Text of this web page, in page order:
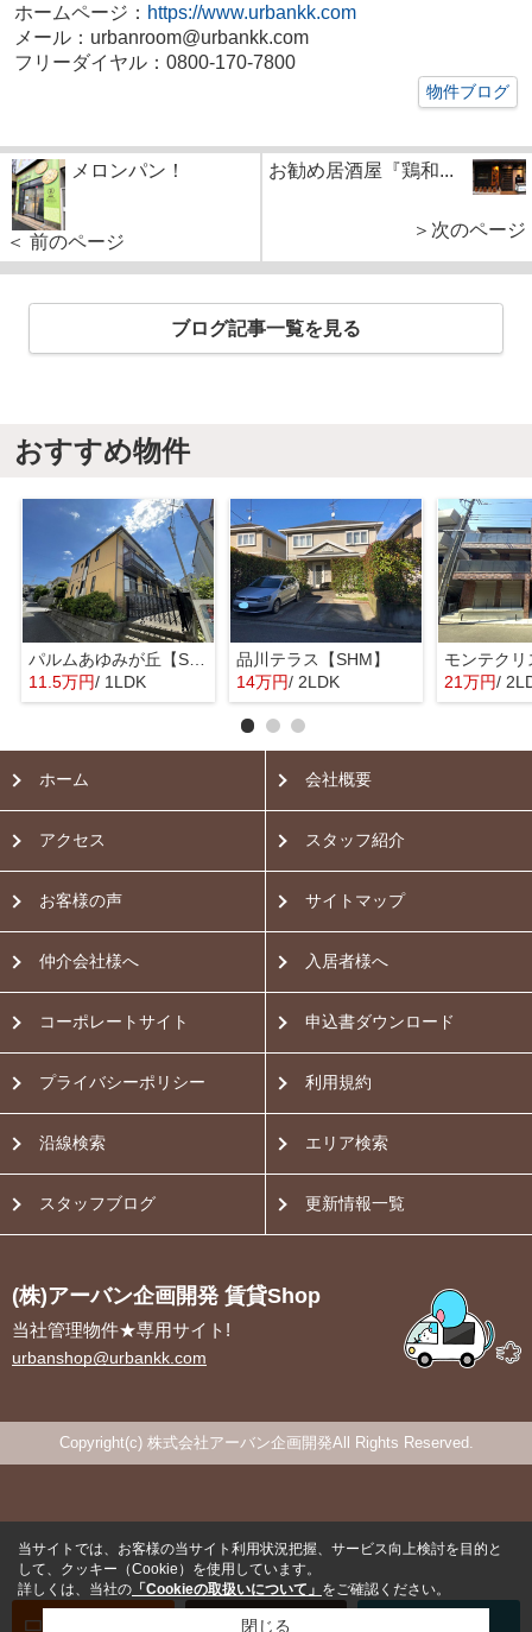
ホームページ： https://www.urbankk.com
メール：urbanroom@urbankk.com
フリーダイヤル：0800-170-7800
物件ブログ
メロンパン！
＜ 前のページ
お勧め居酒屋『鶏和...
＞次のページ
ブログ記事一覧を見る
おすすめ物件
パルムあゆみが丘【SHM】
11.5万円/ 1LDK
品川テラス【SHM】
14万円/ 2LDK 21万円/
お問い合わせ
ホーム 会社概要
アクセス スタッフ紹介
お客様の声 サイトマップ
仲介会社様へ 入居者様へ
コーポレートサイト 申込書ダウンロード
プライバシーポリシー 利用規約
沿線検索 エリア検索
スタッフブログ 更新情報一覧
(株)アーバン企画開発 賃貸Shop
当社管理物件★専用サイト!
urbanshop@urbankk.com
Copyright(c) 株式会社アーバン企画開発All Rights Reserved.
当サイトでは、お客様の当サイト利用状況把握、サービス向上検討を目的と
して、クッキー（Cookie）を使用しています。
詳しくは、当社の 「Cookieの取扱いについて」 をご確認ください。
閉じる